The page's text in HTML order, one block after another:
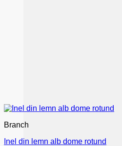
Branch
Inel din lemn alb dome rotund